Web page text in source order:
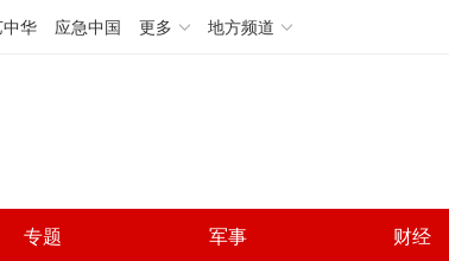
华 应急中国 更多 地方频道
专题 军事 财经